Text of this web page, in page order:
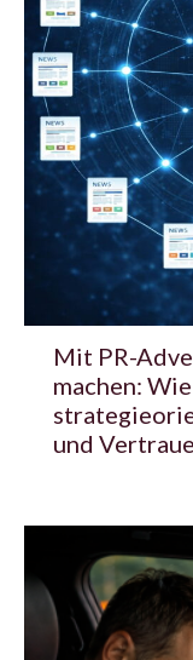
Mit PR-
machen:
und